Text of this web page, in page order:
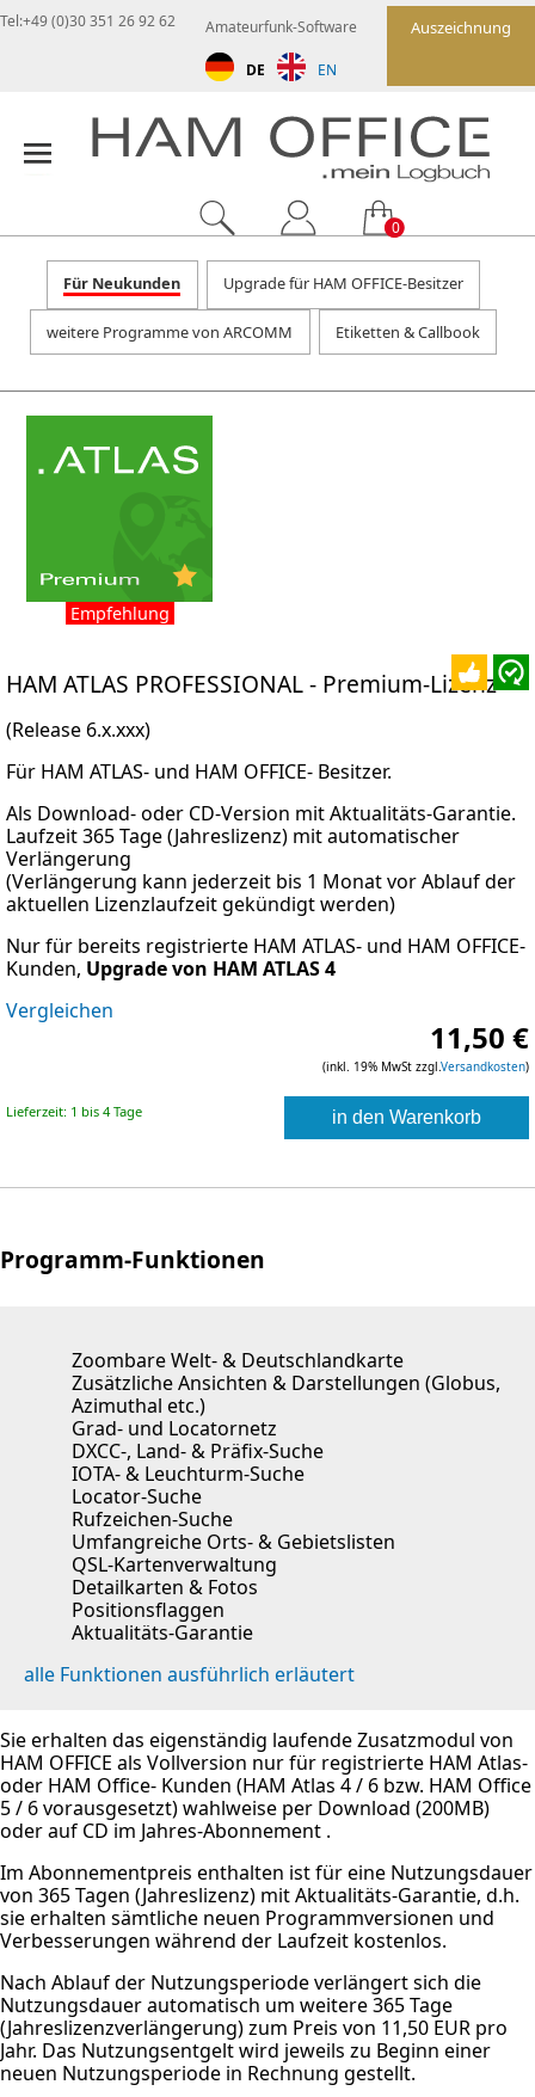
Auszeichnung
Amateurfunk-Software
DE EN
Tel:+49 (0)30 351 26 92 62
0
Für Neukunden Upgrade für HAM OFFICE-Besitzer
weitere Programme von ARCOMM Etiketten & Callbook
Empfehlung
HAM ATLAS PROFESSIONAL- Premium-Lizenz
(Release 6.x.xxx)
Für HAM ATLAS- und HAM OFFICE- Besitzer.
Als Download- oder CD-Version mit Aktualitäts-Garantie.
Laufzeit 365 Tage (Jahreslizenz) mit automatischer
Verlängerung
(Verlängerung kann jederzeit bis 1 Monat vor Ablauf der
aktuellen Lizenzlaufzeit gekündigt werden)
Nur für bereits registrierte HAM ATLAS- und HAM OFFICE-
Kunden, Upgrade von HAM ATLAS 4
Vergleichen
11,50 €
(inkl. 19% MwSt zzgl. Versandkosten)
in den Warenkorb
Lieferzeit: 1 bis 4 Tage
Programm-Funktionen
Zoombare Welt- & Deutschlandkarte
Zusätzliche Ansichten & Darstellungen (Globus,
Azimuthal etc.)
Grad- und Locatornetz
DXCC-, Land- & Präfix-Suche
IOTA- & Leuchturm-Suche
Locator-Suche
Rufzeichen-Suche
Umfangreiche Orts- & Gebietslisten
QSL-Kartenverwaltung
Detailkarten & Fotos
Positionsflaggen
Aktualitäts-Garantie
alle Funktionen ausführlich erläutert
Sie erhalten das eigenständig laufende Zusatzmodul von
HAM OFFICE als Vollversion nur für registrierte HAM Atlas-
oder HAM Office- Kunden (HAM Atlas 4 / 6 bzw. HAM Office
5 / 6 vorausgesetzt) wahlweise per Download (200MB)
oder auf CD im Jahres-Abonnement .
Im Abonnementpreis enthalten ist für eine Nutzungsdauer
von 365 Tagen (Jahreslizenz) mit Aktualitäts-Garantie, d.h.
sie erhalten sämtliche neuen Programmversionen und
Verbesserungen während der Laufzeit kostenlos.
Nach Ablauf der Nutzungsperiode verlängert sich die
Nutzungsdauer automatisch um weitere 365 Tage
(Jahreslizenzverlängerung) zum Preis von 11,50 EUR pro
Jahr. Das Nutzungsentgelt wird jeweils zu Beginn einer
neuen Nutzungsperiode in Rechnung gestellt.